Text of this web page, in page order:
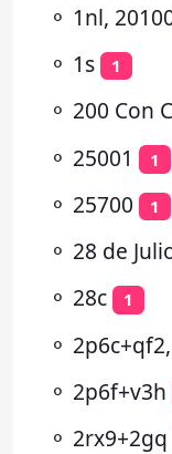
⚬ 1nl,
⚬ 1s 1
⚬ 200 Con
⚬ 25001 1
⚬ 25700 1
⚬ 28 de
⚬ 28c 1
⚬
⚬ 2p6f+v3h
⚬ 2rx9+2gq